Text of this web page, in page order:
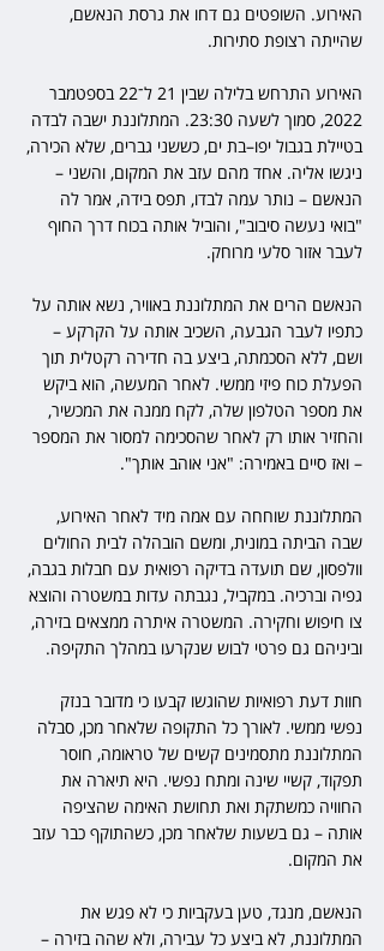
האירוע. השופטים גם דחו את גרסת הנאשם,
שהייתה רצופת סתירות.
האירוע התרחש בלילה שבין 21 ל־22 בספטמבר
2022, סמוך לשעה 23:30. המתלוננת ישבה לבדה
בטיילת בגבול יפו–בת ים, כששני גברים, שלא הכירה,
ניגשו אליה. אחד מהם עזב את המקום, והשני –
הנאשם – נותר עמה לבדו, תפס בידה, אמר לה
"בואי נעשה סיבוב", והוביל אותה בכוח דרך החוף
לעבר אזור סלעי מרוחק.
הנאשם הרים את המתלוננת באוויר, נשא אותה על
כתפיו לעבר הגבעה, השכיב אותה על הקרקע –
ושם, ללא הסכמתה, ביצע בה חדירה רקטלית תוך
הפעלת כוח פיזי ממשי. לאחר המעשה, הוא ביקש
את מספר הטלפון שלה, לקח ממנה את המכשיר,
והחזיר אותו רק לאחר שהסכימה למסור את המספר
– ואז סיים באמירה: "אני אוהב אותך".
המתלוננת שוחחה עם אמה מיד לאחר האירוע,
שבה הביתה במונית, ומשם הובהלה לבית החולים
וולפסון, שם תועדה בדיקה רפואית עם חבלות בגבה,
גפיה וברכיה. במקביל, נגבתה עדות במשטרה והוצא
צו חיפוש וחקירה. המשטרה איתרה ממצאים בזירה,
וביניהם גם פרטי לבוש שנקרעו במהלך התקיפה.
חוות דעת רפואיות שהוגשו קבעו כי מדובר בנזק
נפשי ממשי. לאורך כל התקופה שלאחר מכן, סבלה
המתלוננת מתסמינים קשים של טראומה, חוסר
תפקוד, קשיי שינה ומתח נפשי. היא תיארה את
החוויה כמשתקת ואת תחושת האימה שהציפה
אותה – גם בשעות שלאחר מכן, כשהתוקף כבר עזב
את המקום.
הנאשם, מנגד, טען בעקביות כי לא פגש את
המתלוננת, לא ביצע כל עבירה, ולא שהה בזירה –